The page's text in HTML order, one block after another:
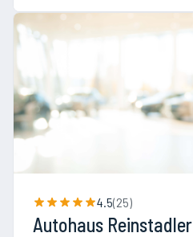
4.5(25)
Autohaus Reinstadler